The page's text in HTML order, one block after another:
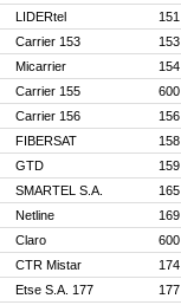
LIDERtel
Carrier 153
Micarrier
Carrier 155
Carrier 156
FIBERSAT
GTD
SMARTEL S.A.
Netline
Claro
CTR Mistar
Etse S.A. 177